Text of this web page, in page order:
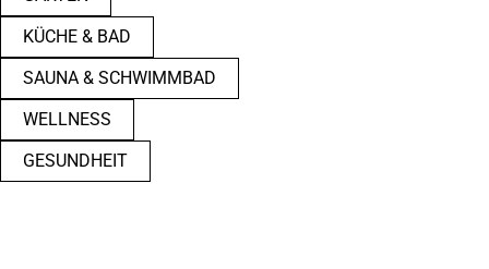
KÜCHE & BAD
SAUNA & SCHWIMMBAD
WELLNESS
GESUNDHEIT